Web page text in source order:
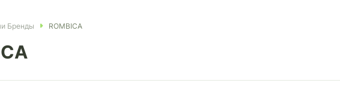
Бренды ROMBICA